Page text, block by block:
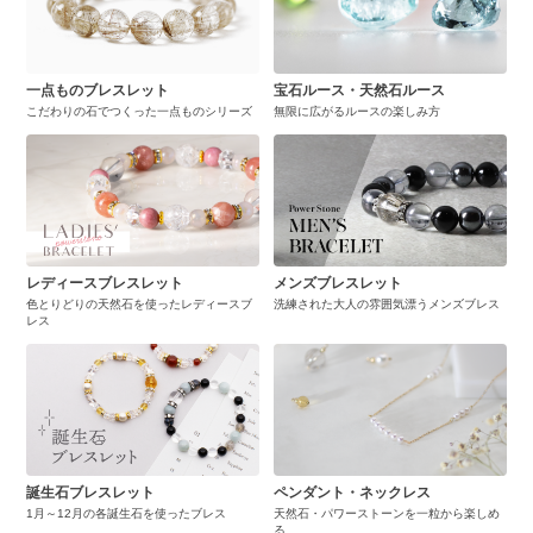
一点ものブレスレット
こだわりの石でつくった一点ものシリーズ
宝石ルース・天然石ルース
無限に広がるルースの楽しみ方
レディースブレスレット
色とりどりの天然石を使ったレディースブ
レス
メンズブレスレット
洗練された大人の雰囲気漂うメンズブレス
誕生石ブレスレット
1月～12月の各誕生石を使ったブレス
ペンダント・ネックレス
天然石・パワーストーンを一粒から楽しめ
る